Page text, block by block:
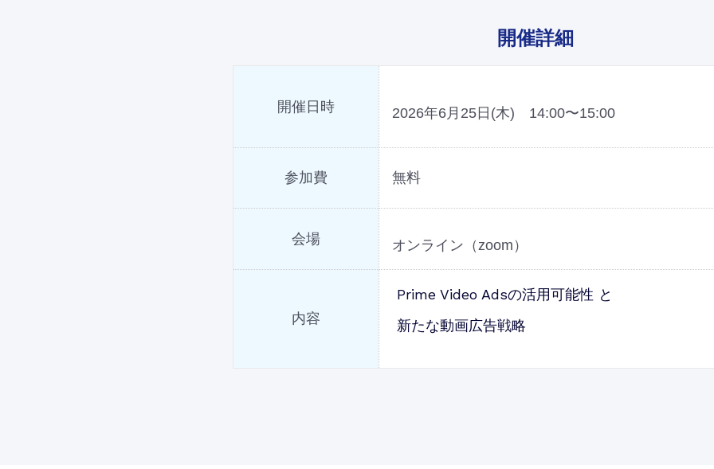
開催詳細
開催日時 2026年6月25日(木) 14:00〜15:00
参加費 無料
会場 オンライン（zoom）
内容
Prime Video Adsの活用可能性 と
新たな動画広告戦略